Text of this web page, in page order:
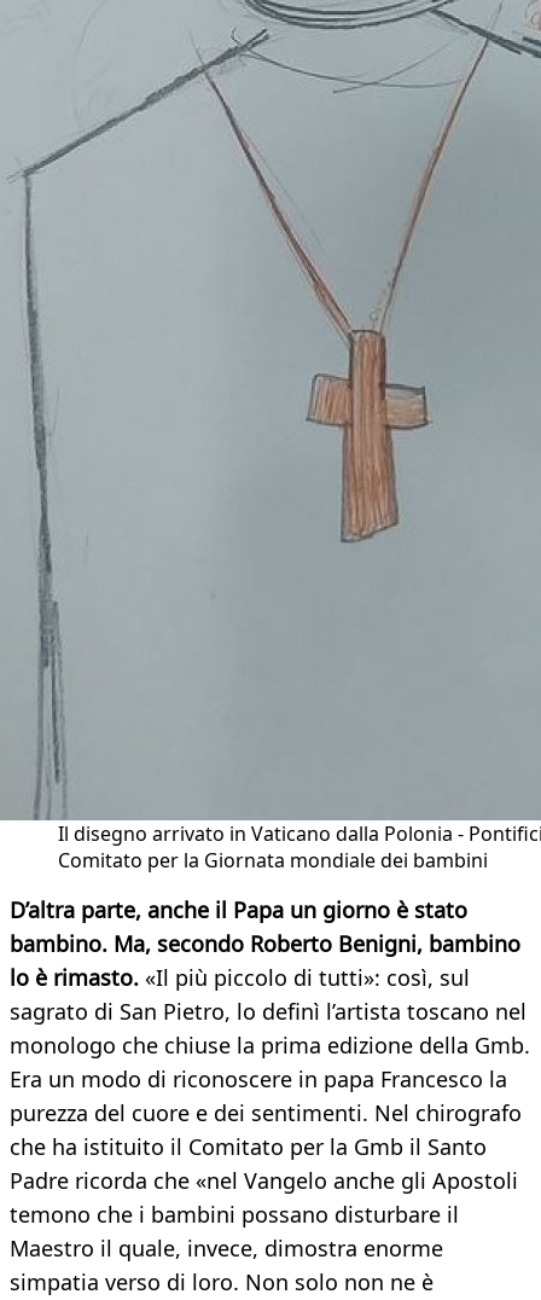
Il disegno arrivato in Vaticano dalla Polonia -
Comitato per la Giornata mondiale dei bambini
D’altra parte, anche il Papa un giorno è stato
bambino. Ma, secondo Roberto Benigni, bambino
lo è rimasto. «Il più piccolo di tutti»: così, sul
sagrato di San Pietro, lo definì l’artista toscano nel
monologo che chiuse la prima edizione della Gmb.
Era un modo di riconoscere in papa Francesco la
purezza del cuore e dei sentimenti. Nel chirografo
che ha istituito il Comitato per la Gmb il Santo
Padre ricorda che «nel Vangelo anche gli Apostoli
temono che i bambini possano disturbare il
Maestro il quale, invece, dimostra enorme
simpatia verso di loro. Non solo non ne è